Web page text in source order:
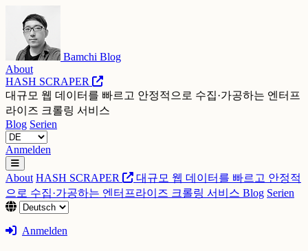
Bamchi Blog
About
HASH SCRAPER
대규모 웹 데이터를 빠르고 안정적으로 수집·가공하는 엔터프
라이즈 크롤링 서비스
Blog Serien
Anmelden
About HASH SCRAPER
대규모 웹 데이터를 빠르고 안정적
으로 수집·가공하는 엔터프라이즈 크롤링 서비스 Blog Serien
Anmelden